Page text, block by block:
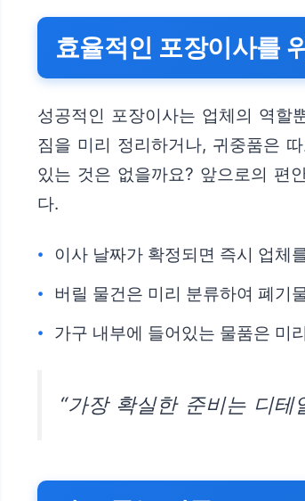
효율적인 포장이사를
성공적인 포장이사는 업체의 역할
짐을 미리 정리하거나, 귀중품은
있는 것은 없을까요? 앞으로의 편
다.
이사 날짜가 확정되면 즉시 업체
버릴 물건은 미리 분류하여 폐기
가구 내부에 들어있는 물품은 미
“가장 확실한 준비는 디테